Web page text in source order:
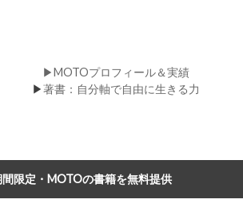
▶MOTOプロフィール＆実績
▶著書：自分軸で自由に生きる力
間限定・MOTOの書籍を無料提供